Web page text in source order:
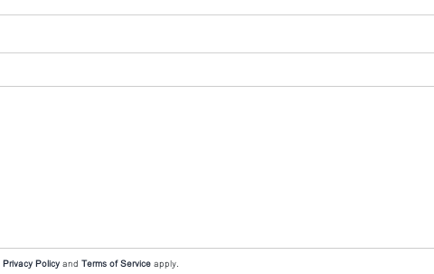
Privacy Policyand Terms of Serviceapply.